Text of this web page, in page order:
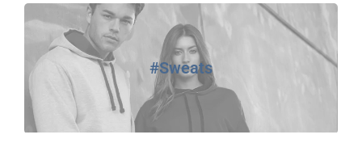
#Sweats